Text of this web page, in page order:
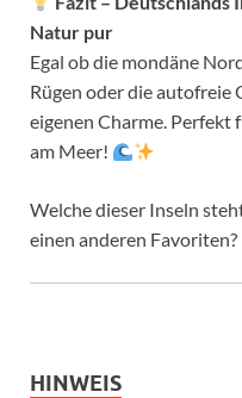
Natur pur
Egal ob die mondäne
Rügen oder die autofreie
eigenen Charme. Perfekt
am Meer!
Welche dieser Inseln
einen anderen Favoriten?
HINWEIS